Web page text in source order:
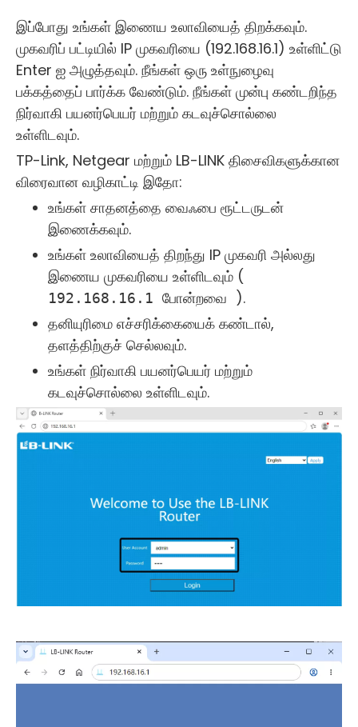
இப்போது உங்கள் இணைய உலாவியைத் திறக்கவும்.
முகவரிப் பட்டியில் IP முகவரியை (192.168.16.1) உள்ளிட்டு
Enter ஐ அழுத்தவும். நீங்கள் ஒரு உள்நுழைவு
பக்கத்தைப் பார்க்க வேண்டும். நீங்கள் முன்பு கண்டறிந்த
நிர்வாகி பயனர்பெயர் மற்றும் கடவுச்சொல்லை
உள்ளிடவும்.
TP-Link, Netgear மற்றும் LB-LINK திசைவிகளுக்கான
விரைவான வழிகாட்டி இதோ:
உங்கள் சாதனத்தை வைஃபை ரூட்டருடன்
இணைக்கவும்.
உங்கள் உலாவியைத் திறந்து IP முகவரி அல்லது
இணைய முகவரியை உள்ளிடவும் (
192.168.16.1 போன்றவை ).
தனியுரிமை எச்சரிக்கையைக் கண்டால்,
தளத்திற்குச் செல்லவும்.
உங்கள் நிர்வாகி பயனர்பெயர் மற்றும்
கடவுச்சொல்லை உள்ளிடவும்.